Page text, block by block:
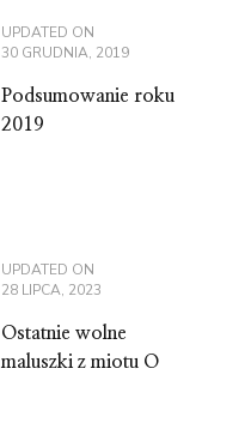
UPDATED ON
30 GRUDNIA, 2019
Podsumowanie roku
2019
UPDATED ON
28 LIPCA, 2023
Ostatnie wolne
maluszki z miotu O